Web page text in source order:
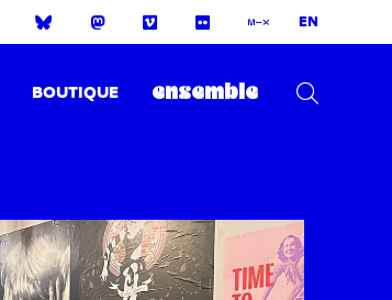
EN
BOUTIQUE ensemble